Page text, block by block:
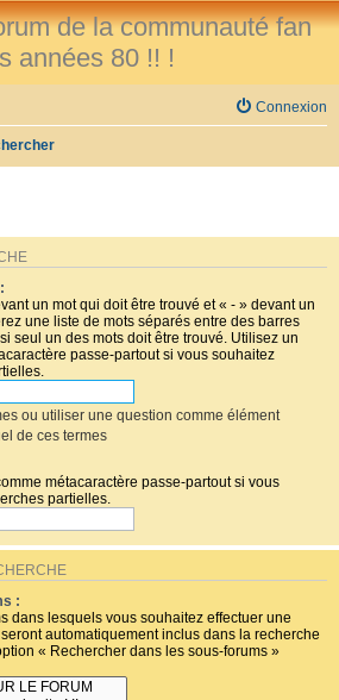
de la communauté fan
années 80 !! !
Connexion
un mot qui doit être trouvé et « - » devant un
une liste de mots séparés entre des barres
seul un des mots doit être trouvé. Utilisez un
passe-partout si vous souhaitez
ou utiliser une question comme élément
de ces termes
métacaractère passe-partout si vous
partielles.
:
dans lesquels vous souhaitez effectuer une
automatiquement inclus dans la recherche
« Rechercher dans les sous-forums »